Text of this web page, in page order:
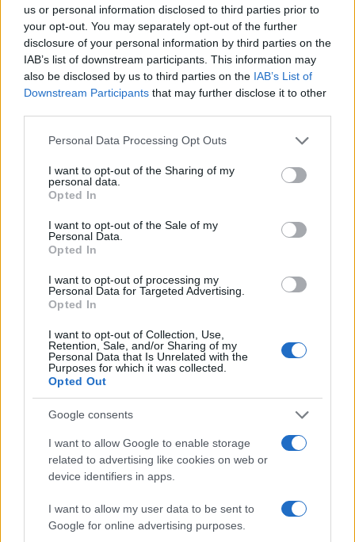
us or personal information disclosed to third parties prior to
your opt-out. You may separately opt-out of the further
disclosure of your personal information by third parties on the
IAB’s list of downstream participants. This information may
also be disclosed by us to third parties on the IAB’s List of
Downstream Participants that may further disclose it to other
Please note that this website/app uses one or more Google
not limited to your visit or usage behaviour. You may click to
grant or deny consent to Google and its third-party tags to
use your data for below specified purposes in below Google
consent section.
Personal Data Processing Opt Outs
I want to opt-out of the Sharing of my
personal data.
Opted In
I want to opt-out of the Sale of my
Personal Data.
Opted In
I want to opt-out of processing my
Personal Data for Targeted Advertising.
Opted In
I want to opt-out of Collection, Use,
Retention, Sale, and/or Sharing of my
Personal Data that Is Unrelated with the
Purposes for which it was collected.
Opted Out
Google consents
I want to allow Google to enable storage
related to advertising like cookies on web or
device identifiers in apps.
I want to allow my user data to be sent to
Google for online advertising purposes.
Share:
Ακολουθήστε το Νewsit.gr στοGoogle Newsκαι
ενημερωθείτε πρώτοι για όλη την ειδησεογραφία και τα
τελευταία νέατης ημέρας
Πιο δημοφιλή
Ανησυχία από το ξέσπασμα του ιού του
Δυτικού Νείλου με κρούσματα στην Αττική
- «Καμπανάκι» από τον Ιατρικό Σύλλογο
υγείας
Νέος «Αντεροβγάλτης» στο Λονδίνο βίαζε
συλληφθεί και αφέθηκε ελεύθερος
Με 40άρια κορυφώνεται το κύμα ζέστης -
Ποιες περιοχές βρίσκονται στο επίκεντρο
και μέχρι πότε θα κρατήσουν τα μελτέμια
Ο Ενές Καντέρ δήλωσε συμμετοχή στο
ντραφτ του WNBA και προκάλεσε σάλο
στα social media
Σοβαρά τραυματισμένος σκύλος από τη
φωτιά στο Πόρτο Γερμενό επέστρεψε στο